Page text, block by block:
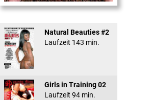
Internal Explosionen
Natural Beauties #2
Laufzeit 143 min.
Girls in Training 02
Laufzeit 94 min.